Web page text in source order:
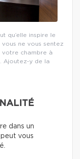
qu’elle inspire le
ne vous sentez
chambre à
Ajoutez-y de la
dans un
vous